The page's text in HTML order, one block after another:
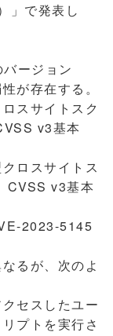
」で発表し
ージョン
が存在する。
スサイトスク
v3基本
ロスサイトス
CVSS v3基本
2023-5145
るが、次のよ
セスしたユー
プトを実行さ